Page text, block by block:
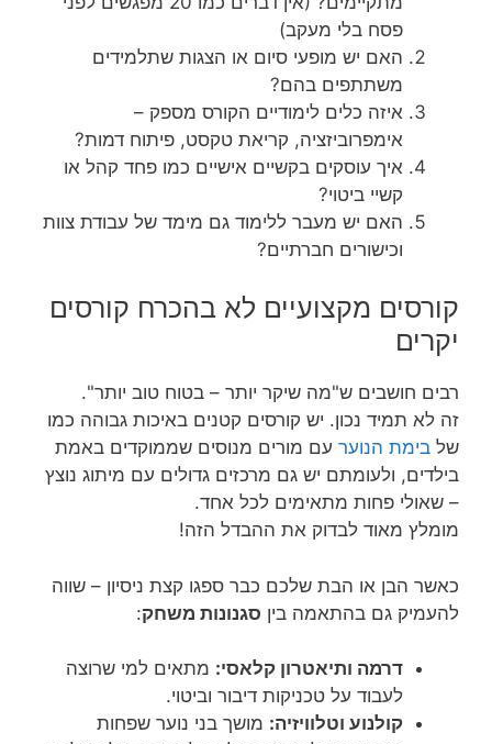
פסח בלי מעקב)
האם יש מופעי סיום או הצגות שתלמידים
משתתפים בהם?
איזה כלים לימודיים הקורס מספק –
אימפרוביזציה, קריאת טקסט, פיתוח דמות?
איך עוסקים בקשיים אישיים כמו פחד קהל או
קשיי ביטוי?
האם יש מעבר ללימוד גם מימד של עבודת צוות
וכישורים חברתיים?
קורסים מקצועיים לא בהכרח קורסים
יקרים
רבים חושבים ש"מה שיקר יותר – בטוח טוב יותר".
זה לא תמיד נכון. יש קורסים קטנים באיכות גבוהה כמו
של בימת הנוער עם מורים מנוסים שממוקדים באמת
בילדים, ולעומתם יש גם מרכזים גדולים עם מיתוג נוצץ
– שאולי פחות מתאימים לכל אחד.
מומלץ מאוד לבדוק את ההבדל הזה!
כאשר הבן או הבת שלכם כבר ספגו קצת ניסיון – שווה
להעמיק גם בהתאמה בין סגנונות משחק:
דרמה ותיאטרון קלאסי: מתאים למי שרוצה
לעבוד על טכניקות דיבור וביטוי.
קולנוע וטלוויזיה: מושך בני נוער שפחות